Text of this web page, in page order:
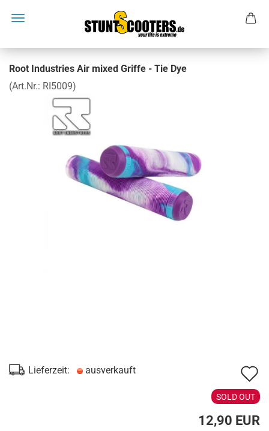
Root Industries Air mixed Griffe - Tie Dye
(Art.Nr.: RI5009)
Lieferzeit: ausverkauft
SOLD OUT
12,90 EUR